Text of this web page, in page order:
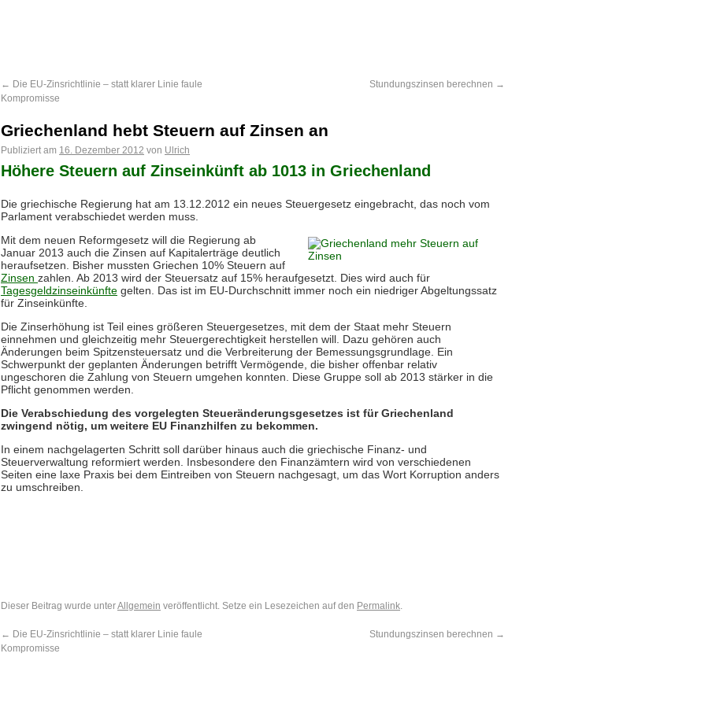
← Die EU-Zinsrichtlinie – statt klarer Linie faule
Kompromisse
Stundungszinsen berechnen →
Griechenland hebt Steuern auf Zinsen an
Publiziert am 16. Dezember 2012 von Ulrich
Höhere Steuern auf Zinseinkünft ab 1013 in Griechenland
Die griechische Regierung hat am 13.12.2012 ein neues Steuergesetz eingebracht, das noch vom
Parlament verabschiedet werden muss.
Mit dem neuen Reformgesetz will die Regierung ab
Januar 2013 auch die Zinsen auf Kapitalerträge deutlich
heraufsetzen. Bisher mussten Griechen 10% Steuern auf
Zinsen zahlen. Ab 2013 wird der Steuersatz auf 15% heraufgesetzt. Dies wird auch für
Tagesgeldzinseinkünfte gelten. Das ist im EU-Durchschnitt immer noch ein niedriger Abgeltungssatz
für Zinseinkünfte.
Die Zinserhöhung ist Teil eines größeren Steuergesetzes, mit dem der Staat mehr Steuern
einnehmen und gleichzeitig mehr Steuergerechtigkeit herstellen will. Dazu gehören auch
Änderungen beim Spitzensteuersatz und die Verbreiterung der Bemessungsgrundlage. Ein
Schwerpunkt der geplanten Änderungen betrifft Vermögende, die bisher offenbar relativ
ungeschoren die Zahlung von Steuern umgehen konnten. Diese Gruppe soll ab 2013 stärker in die
Pflicht genommen werden.
Die Verabschiedung des vorgelegten Steueränderungsgesetzes ist für Griechenland
zwingend nötig, um weitere EU Finanzhilfen zu bekommen.
In einem nachgelagerten Schritt soll darüber hinaus auch die griechische Finanz- und
Steuerverwaltung reformiert werden. Insbesondere den Finanzämtern wird von verschiedenen
Seiten eine laxe Praxis bei dem Eintreiben von Steuern nachgesagt, um das Wort Korruption anders
zu umschreiben.
Dieser Beitrag wurde unterAllgemein veröffentlicht. Setze ein Lesezeichen auf den Permalink.
← Die EU-Zinsrichtlinie – statt klarer Linie faule
Kompromisse
Stundungszinsen berechnen →